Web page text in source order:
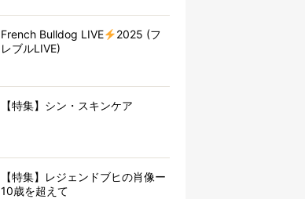
French Bulldog LIVE
2025 (フ
レブルLIVE)
【特集】シン・スキンケア
【特集】レジェンドブヒの肖像ー
10歳を超えて